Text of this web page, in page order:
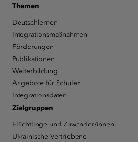
Themen
Deutschlernen
Integrationsmaßnahmen
Förderungen
Publikationen
Weiterbildung
Angebote für Schulen
Integrationsdaten
Zielgruppen
Flüchtlinge und Zuwander/innen
Ukrainische Vertriebene